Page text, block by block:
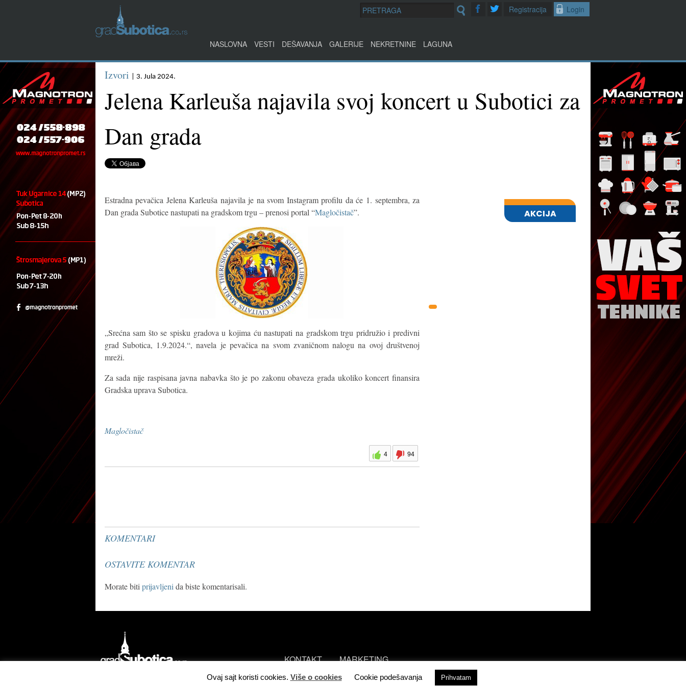
Login
Registracija
NASLOVNA VESTI DEŠAVANJA GALERIJE NEKRETNINE LAGUNA
Izvori | 3. Jula 2024.
Jelena Karleuša najavila svoj koncert u Subotici za
Dan grada
Estradna pevačica Jelena Karleuša najavila je na svom Instagram profilu da će 1. septembra, za
Dan grada Subotice nastupati na gradskom trgu – prenosi portal “Magločistač”.
„Srećna sam što se spisku gradova u kojima ću nastupati na gradskom trgu pridružio i predivni
grad Subotica, 1.9.2024.“, navela je pevačica na svom zvaničnom nalogu na ovoj društvenoj
mreži.
Za sada nije raspisana javna nabavka što je po zakonu obaveza grada ukoliko koncert finansira
Gradska uprava Subotica.
Magločistač
4 94
KOMENTARI
OSTAVITE KOMENTAR
Morate biti prijavljeni da biste komentarisali.
KONTAKT MARKETING
Ovaj sajt koristi cookies. Više o cookies Cookie podešavanja Prihvatam